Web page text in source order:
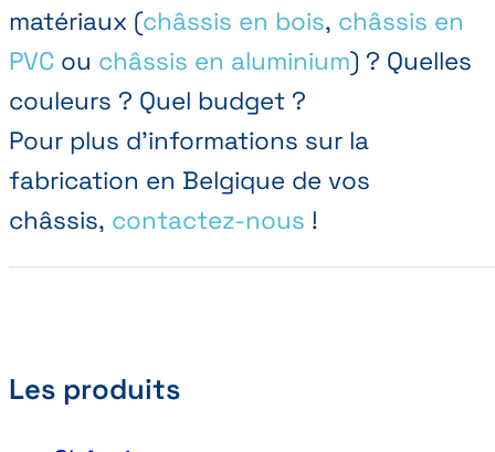
matériaux (châssis en bois, châssis en
PVC ou châssis en aluminium) ? Quelles
couleurs ? Quel budget ?
Pour plus d'informations sur la
fabrication en Belgique de vos
châssis, contactez-nous !
Les produits